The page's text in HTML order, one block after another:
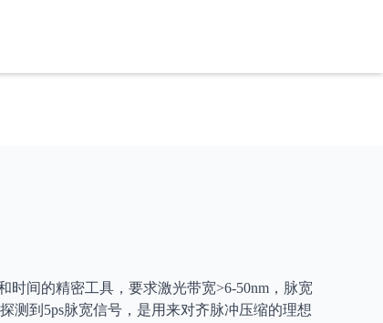
时间的精密工具，要求激光带宽>6-50nm，脉宽
测到5ps脉宽信号，是用来对齐脉冲压缩的理想